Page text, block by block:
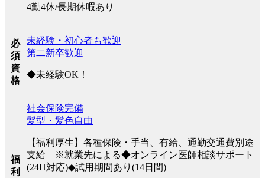
4勤4休/長期休暇あり
必
須
資
格
未経験・初心者も歓迎
第二新卒歓迎
◆未経験OK！
福
利
社会保険完備
髪型・髪色自由
【福利厚生】各種保険・手当、有給、通勤交通費別途
支給 ※就業先による◆オンライン医師相談サポート
(24H対応)◆試用期間あり(14日間)